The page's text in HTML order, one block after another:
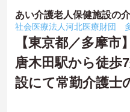
あい介護老人保健施設の
社会医療法人河北医療財団
【東京都／多摩
唐木田駅から徒歩
設にて常勤介護士